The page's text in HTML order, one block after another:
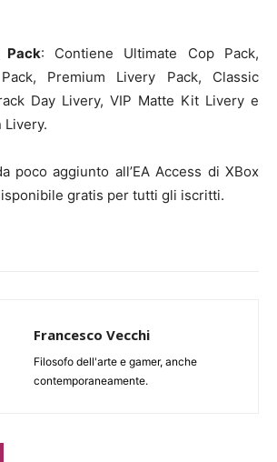
Pack: Contiene Ultimate Cop Pack,
Premium Livery Pack, Classic
Day Livery, VIP Matte Kit Livery e
Livery.
poco aggiunto all’EA Access di XBox
gratis per tutti gli iscritti.
Francesco Vecchi
Filosofo dell'arte e gamer, anche
contemporaneamente.